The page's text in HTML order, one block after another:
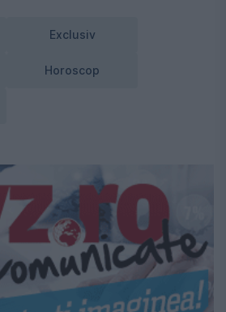
Exclusiv
Horoscop